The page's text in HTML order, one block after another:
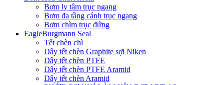
Bơm ly tâm trục ngang
Bơm đa tầng cánh trục ngang
Bơm chìm trục đứng
EagleBurgmann Seal
Tết chèn chì
Dây tết chèn Graphite sợi Niken
Dây tết chèn PTFE
Dây tết chèn PTFE Aramid
Dây tết chèn Aramid